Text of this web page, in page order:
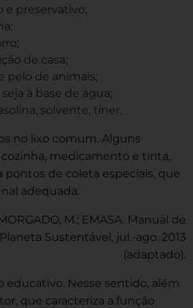
preservativo;
de casa;
pelo de animais;
à base de água;
solvente, tíner.
no lixo comum. Alguns
medicamento e tinta,
pontos de coleta especiais, que
adequada.
M.; EMASA. Manual de
Sustentável, jul.-ago. 2013
(adaptado).
Nesse sentido, além
que caracteriza a função